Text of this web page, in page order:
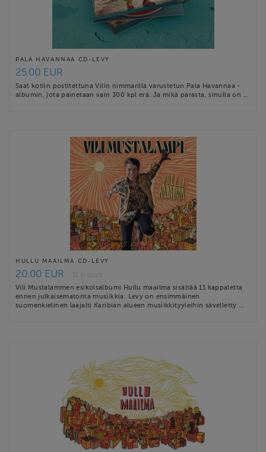
PALA HAVANNAA CD-LEVY
25.00 EUR
Saat kotiin postitettuna Vilin nimmarilla varustetun Pala Havannaa -
albumin, jota painetaan vain 300 kpl erä. Ja mikä parasta, sinulla on …
HULLU MAAILMA CD-LEVY
20.00 EUR
51 in stock
Vili Mustalammen esikoisalbumi Hullu maailma sisältää 11 kappaletta
ennen julkaisematonta musiikkia. Levy on ensimmäinen
suomenkielinen laajalti Karibian alueen musiikkityyleihin sävelletty …